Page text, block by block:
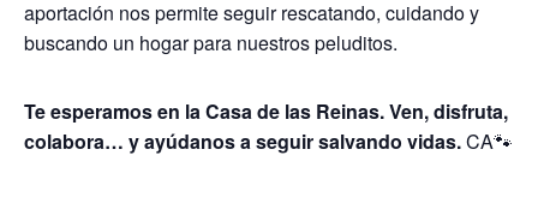
aportación nos permite seguir rescatando, cuidando y
buscando un hogar para nuestros peluditos.
Te esperamos en la Casa de las Reinas. Ven, disfruta,
colabora… y ayúdanos a seguir salvando vidas.CA🐾